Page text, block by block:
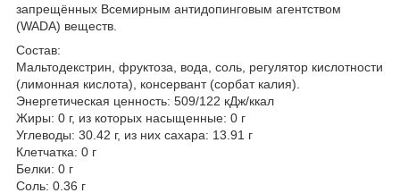
запрещённых Всемирным антидопинговым агентством
(WADA) веществ.
Состав:
Мальтодекстрин, фруктоза, вода, соль, регулятор кислотности
(лимонная кислота), консервант (сорбат калия).
Энергетическая ценность: 509/122 кДж/ккал
Жиры: 0 г, из которых насыщенные: 0 г
Углеводы: 30.42 г, из них сахара: 13.91 г
Клетчатка: 0 г
Белки: 0 г
Соль: 0.36 г